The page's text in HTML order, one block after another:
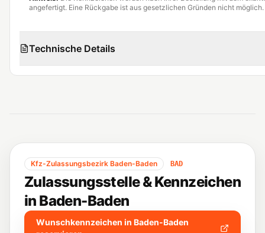
angefertigt. Eine Rückgabe ist aus gesetzlichen Gründen nicht möglich.
Technische Details
Kfz-Zulassungsbezirk Baden-Baden BAD
Zulassungsstelle & Kennzeichen
in Baden-Baden
Wunschkennzeichen in Baden-Baden